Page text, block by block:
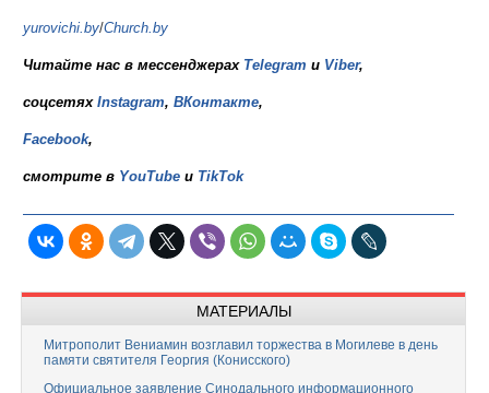
yurovichi.by/Church.by
Читайте нас в мессенджерах Telegram и Viber,
соцсетях Instagram, ВКонтакте,
Facebook,
смотрите в YouTube и TikTok
МАТЕРИАЛЫ
Митрополит Вениамин возглавил торжества в Могилеве в день
памяти святителя Георгия (Конисского)
Официальное заявление Синодального информационного